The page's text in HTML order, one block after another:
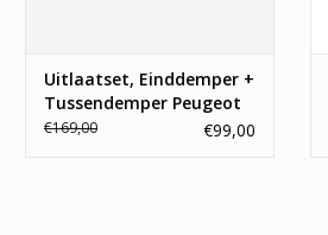
Uitlaatset, Einddemper +
Tussendemper Peugeot
Partner, Citroen Berlingo
€169,00 €99,00